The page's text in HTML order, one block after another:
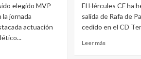
elegido MVP
la jornada
actuación
El Hércules CF ha
salida de Rafa de
cedido en el CD
Leer más